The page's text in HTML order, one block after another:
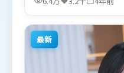
题材的观众观看。
最新